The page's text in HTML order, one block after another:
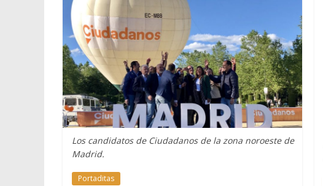
Los candidatos de Ciudadanos de la zona noroeste de
Madrid.
Portaditas